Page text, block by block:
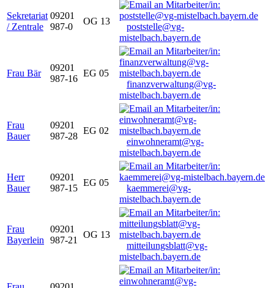
Sekretariat
/ Zentrale
09201
987-0
OG 13
poststelle@vg-
mistelbach.bayern.de
Frau Bär
09201
987-16
EG 05
finanzverwaltung@vg-
mistelbach.bayern.de
Frau
Bauer
09201
987-28
EG 02
einwohneramt@vg-
mistelbach.bayern.de
Herr
Bauer
09201
987-15
EG 05
kaemmerei@vg-
mistelbach.bayern.de
Frau
Bayerlein
09201
987-21
OG 13
mitteilungsblatt@vg-
mistelbach.bayern.de